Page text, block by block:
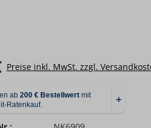
Preise inkl. MwSt. zzgl.